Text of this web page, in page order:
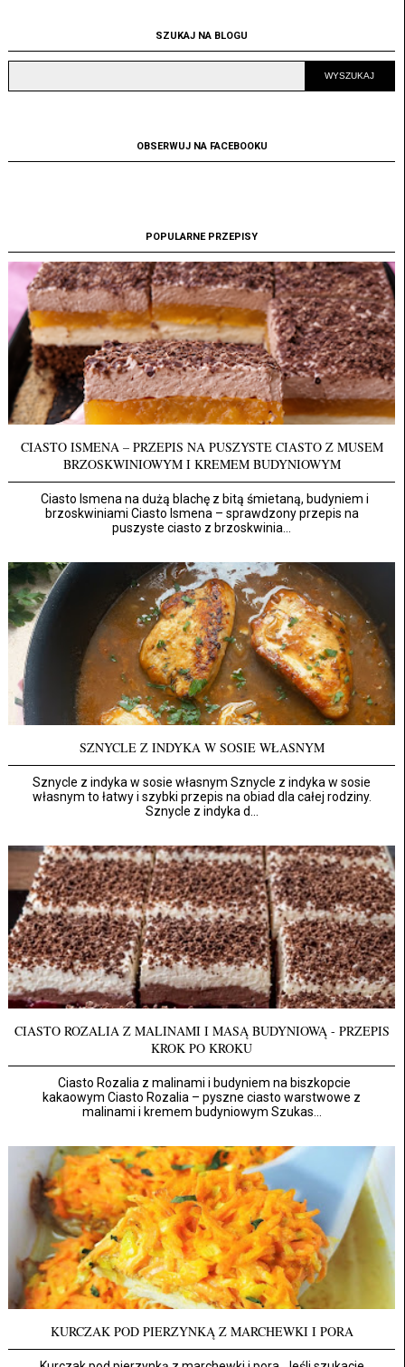
SZUKAJ NA BLOGU
OBSERWUJ NA FACEBOOKU
POPULARNE PRZEPISY
CIASTO ISMENA – PRZEPIS NA PUSZYSTE CIASTO Z MUSEM
BRZOSKWINIOWYM I KREMEM BUDYNIOWYM
Ciasto Ismena na dużą blachę z bitą śmietaną, budyniem i
brzoskwiniami Ciasto Ismena – sprawdzony przepis na
puszyste ciasto z brzoskwinia...
SZNYCLE Z INDYKA W SOSIE WŁASNYM
Sznycle z indyka w sosie własnym Sznycle z indyka w sosie
własnym to łatwy i szybki przepis na obiad dla całej rodziny.
Sznycle z indyka d...
CIASTO ROZALIA Z MALINAMI I MASĄ BUDYNIOWĄ - PRZEPIS
KROK PO KROKU
Ciasto Rozalia z malinami i budyniem na biszkopcie
kakaowym Ciasto Rozalia – pyszne ciasto warstwowe z
malinami i kremem budyniowym Szukas...
KURCZAK POD PIERZYNKĄ Z MARCHEWKI I PORA